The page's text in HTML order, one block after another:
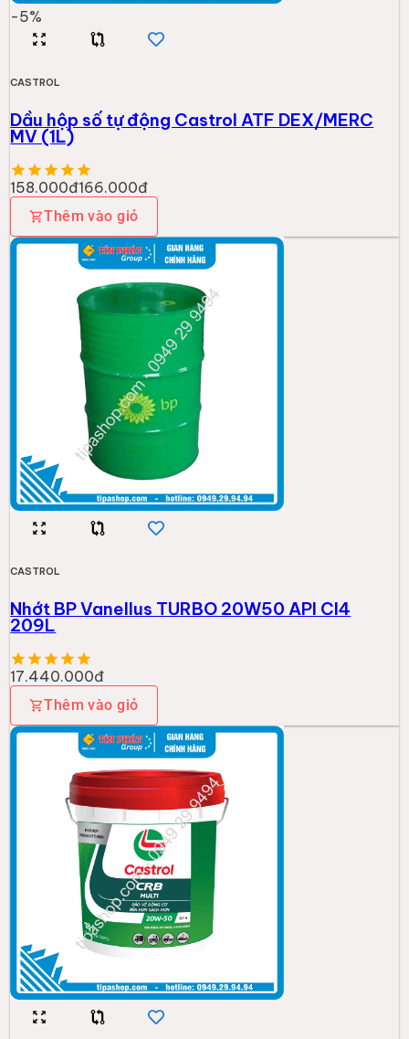
-5%
CASTROL
Dầu hộp số tự động Castrol ATF DEX/MERC
MV (1L)
158.000đ166.000đ
Thêm vào giỏ
CASTROL
Nhớt BP Vanellus TURBO 20W50 API CI4
209L
17.440.000đ
Thêm vào giỏ